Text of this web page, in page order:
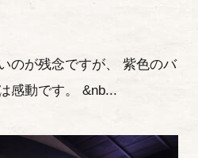
のが残念ですが、 紫色のバ
感動です。 &nb...